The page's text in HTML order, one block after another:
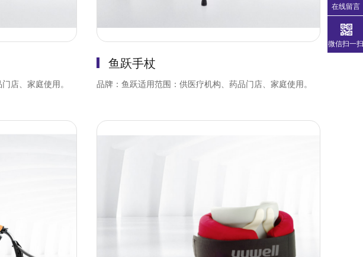
店、家庭使用。
鱼跃手杖
品牌：鱼跃适用范围：供医疗机构、药品门店、家庭使用。
在线留言
微信扫一扫